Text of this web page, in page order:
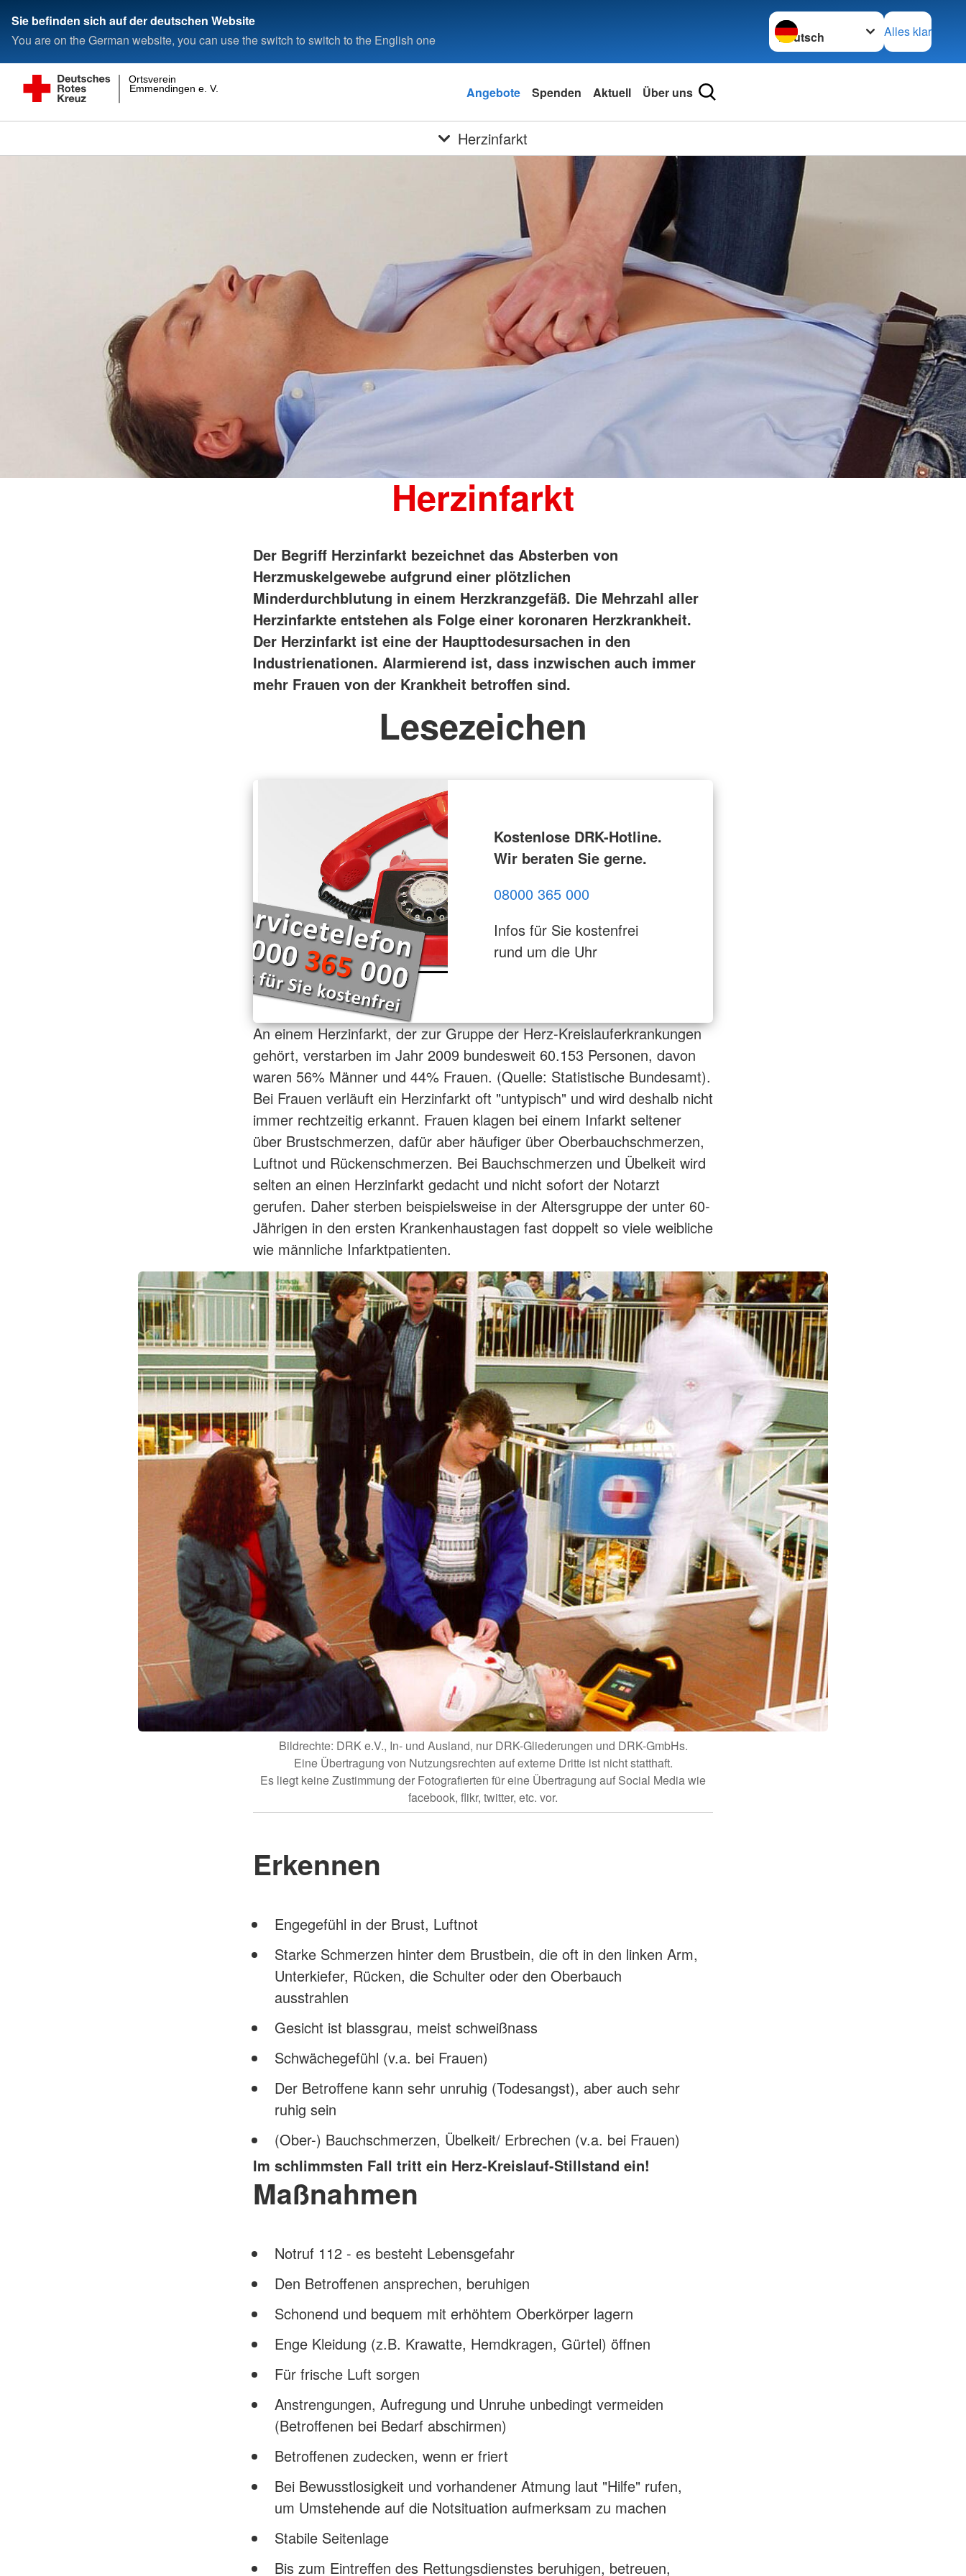
Sie befinden sich auf der deutschen Website
You are on the German website, you can use the switch to switch to the English one
Sprache wechseln zu
Alles klar
Emmendingen e. V.
Ortsverein
Angebote Spenden Aktuell Über uns
Herzinfarkt
Herzinfarkt
Der Begriff Herzinfarkt bezeichnet das Absterben von
Herzmuskelgewebe aufgrund einer plötzlichen
Minderdurchblutung in einem Herzkranzgefäß. Die Mehrzahl aller
Herzinfarkte entstehen als Folge einer koronaren Herzkrankheit.
Der Herzinfarkt ist eine der Haupttodesursachen in den
Industrienationen. Alarmierend ist, dass inzwischen auch immer
mehr Frauen von der Krankheit betroffen sind.
Lesezeichen
Kostenlose DRK-Hotline.
Wir beraten Sie gerne.
08000 365 000
Infos für Sie kostenfrei
rund um die Uhr
Bildrechte: DRK e.V., In- und Ausland, nur DRK-Gliederungen und DRK-GmbHs.
Eine Übertragung von Nutzungsrechten auf externe Dritte ist nicht statthaft.
Es liegt keine Zustimmung der Fotografierten für eine Übertragung auf Social Media wie
facebook, flikr, twitter, etc. vor.
An einem Herzinfarkt, der zur Gruppe der Herz-Kreislauferkrankungen
gehört, verstarben im Jahr 2009 bundesweit 60.153 Personen, davon
waren 56% Männer und 44% Frauen. (Quelle: Statistische Bundesamt).
Bei Frauen verläuft ein Herzinfarkt oft "untypisch" und wird deshalb nicht
immer rechtzeitig erkannt. Frauen klagen bei einem Infarkt seltener
über Brustschmerzen, dafür aber häufiger über Oberbauchschmerzen,
Luftnot und Rückenschmerzen. Bei Bauchschmerzen und Übelkeit wird
selten an einen Herzinfarkt gedacht und nicht sofort der Notarzt
gerufen. Daher sterben beispielsweise in der Altersgruppe der unter 60-
Jährigen in den ersten Krankenhaustagen fast doppelt so viele weibliche
wie männliche Infarktpatienten.
Erkennen
Engegefühl in der Brust, Luftnot
Starke Schmerzen hinter dem Brustbein, die oft in den linken Arm,
Unterkiefer, Rücken, die Schulter oder den Oberbauch
ausstrahlen
Gesicht ist blassgrau, meist schweißnass
Schwächegefühl (v.a. bei Frauen)
Der Betroffene kann sehr unruhig (Todesangst), aber auch sehr
ruhig sein
(Ober-) Bauchschmerzen, Übelkeit/ Erbrechen (v.a. bei Frauen)
Im schlimmsten Fall tritt ein Herz-Kreislauf-Stillstand ein!
Maßnahmen
Notruf 112 - es besteht Lebensgefahr
Den Betroffenen ansprechen, beruhigen
Schonend und bequem mit erhöhtem Oberkörper lagern
Enge Kleidung (z.B. Krawatte, Hemdkragen, Gürtel) öffnen
Für frische Luft sorgen
Anstrengungen, Aufregung und Unruhe unbedingt vermeiden
(Betroffenen bei Bedarf abschirmen)
Betroffenen zudecken, wenn er friert
Bei Bewusstlosigkeit und vorhandener Atmung laut "Hilfe" rufen,
um Umstehende auf die Notsituation aufmerksam zu machen
Stabile Seitenlage
Bis zum Eintreffen des Rettungsdienstes beruhigen, betreuen,